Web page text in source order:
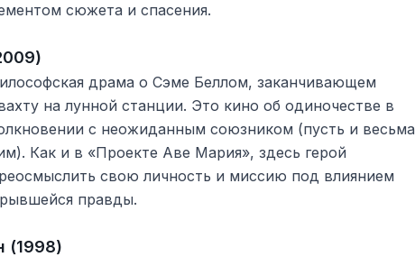
сюжета и спасения.
драма о Сэме Беллом, заканчивающем
на лунной станции. Это кино об одиночестве в
с неожиданным союзником (пусть и весьма
Как и в «Проекте Аве Мария», здесь герой
свою личность и миссию под влиянием
правды.
(1998)